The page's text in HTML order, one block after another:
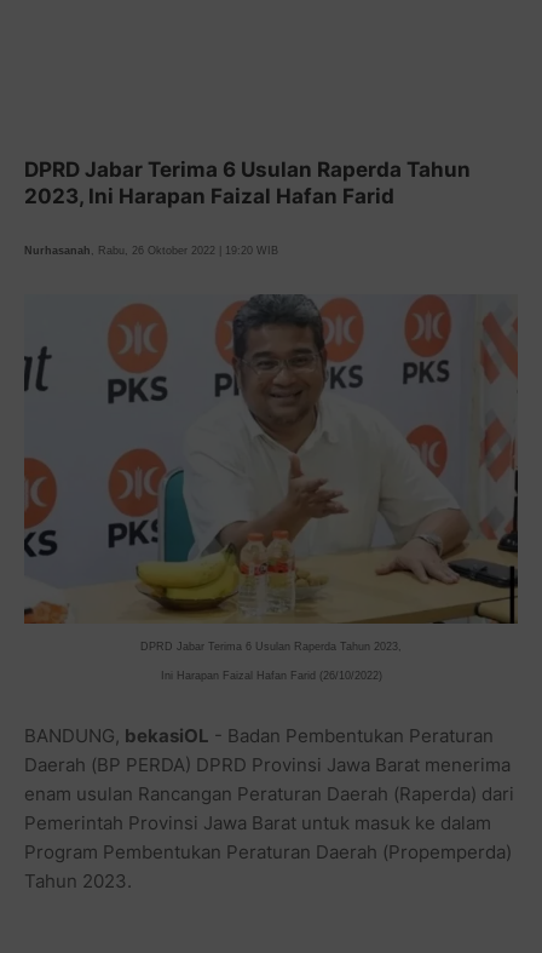
DPRD Jabar Terima 6 Usulan Raperda Tahun
2023, Ini Harapan Faizal Hafan Farid
Nurhasanah , Rabu, 26 Oktober 2022 | 19:20 WIB
DPRD Jabar Terima 6 Usulan Raperda Tahun 2023,
Ini Harapan Faizal Hafan Farid (26/10/2022)
BANDUNG, bekasiOL - Badan Pembentukan Peraturan
Daerah (BP PERDA) DPRD Provinsi Jawa Barat menerima
enam usulan Rancangan Peraturan Daerah (Raperda) dari
Pemerintah Provinsi Jawa Barat untuk masuk ke dalam
Program Pembentukan Peraturan Daerah (Propemperda)
Tahun 2023.